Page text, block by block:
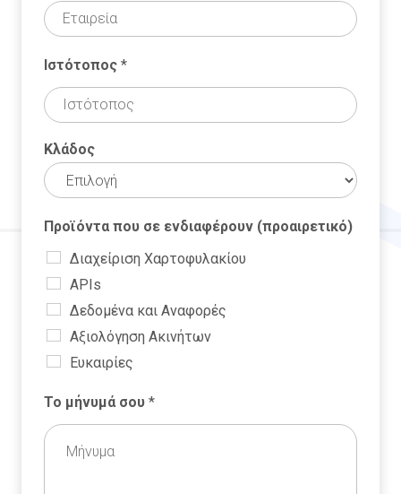
Ιστότοπος *
Κλάδος
Προϊόντα που σε ενδιαφέρουν (προαιρετικό)
Διαχείριση Χαρτοφυλακίου
APIs
Δεδομένα και Αναφορές
Αξιολόγηση Ακινήτων
Ευκαιρίες
Το μήνυμά σου *